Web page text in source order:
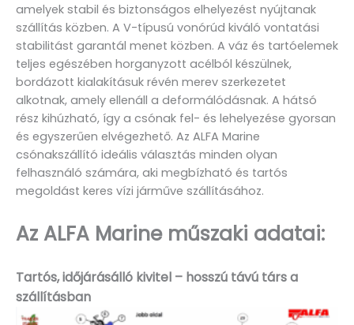
amelyek stabil és biztonságos elhelyezést nyújtanak
szállítás közben. A V-típusú vonórúd kiváló vontatási
stabilitást garantál menet közben. A váz és tartóelemek
teljes egészében horganyzott acélból készülnek,
bordázott kialakításuk révén merev szerkezetet
alkotnak, amely ellenáll a deformálódásnak. A hátsó
rész kihúzható, így a csónak fel- és lehelyezése gyorsan
és egyszerűen elvégezhető. Az ALFA Marine
csónakszállító ideális választás minden olyan
felhasználó számára, aki megbízható és tartós
megoldást keres vízi járműve szállításához.
Az ALFA Marine műszaki adatai:
Tartós, időjárásálló kivitel – hosszú távú társ a
szállításban